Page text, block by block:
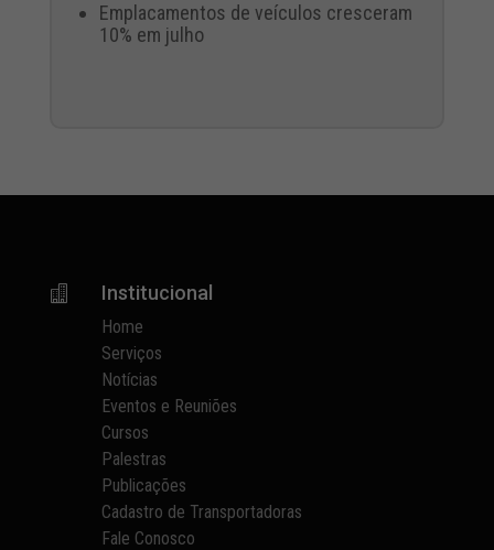
Emplacamentos de veículos cresceram
10% em julho
 Institucional
Home
Serviços
Notícias
Eventos e Reuniões
Cursos
Palestras
Publicações
Cadastro de Transportadoras
Fale Conosco